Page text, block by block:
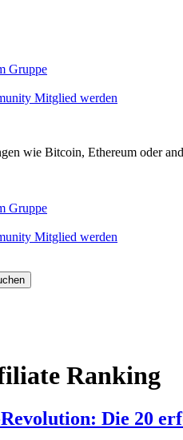
Gruppe
Mitglied werden
wie Bitcoin, Ethereum oder
Gruppe
Mitglied werden
Ranking
Die 20